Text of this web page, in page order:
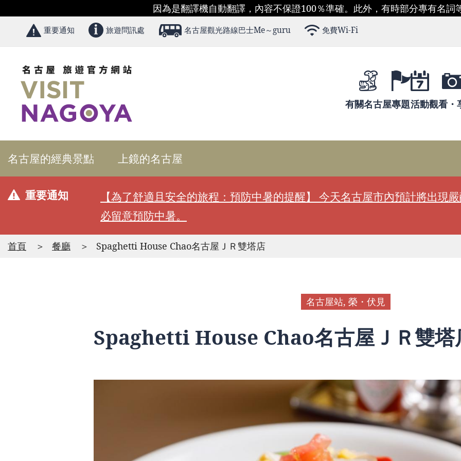
因為是翻譯機自動翻譯，內容不保證100％準確。此外，有時部分專有名詞
重要通知 旅遊問訊處 名古屋觀光路線巴士Me～guru 免費Wi-Fi
有關名古屋專題活動觀看・
名古屋的經典景點 上鏡的名古屋
重要通知
【為了舒適且安全的旅程：預防中暑的提醒】 今天名古屋市內預計將出現
必留意預防中暑。
首頁 餐廳 Spaghetti House Chao名古屋ＪＲ雙塔店
名古屋站, 榮・伏見
Spaghetti House Chao名古屋ＪＲ雙塔